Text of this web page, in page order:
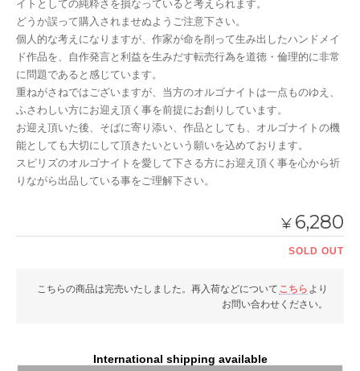
イトとしての純粋さを損なっていると考えられます。
どうか誤って購入されませぬようご注意下さい。
個人的な考えになりますが、作家が命を削って生み出したハンドメイ
ド作品を、自作発言と利益を生みだす転売行為を道徳・倫理的に非常
に問題であると感じています。
重ねがさねではございますが、当方のオルゴナイトは一点ものゆえ、
ふさわしい方にお迎え頂く事を前提にお創りしています。
お迎え頂いた後、そばに寄り添い、作品としても、オルゴナイトの機
能としても大切にして頂きたいという願いを込めております。
スピリズのオルゴナイトを愛して下さる方にお迎え頂く事を心から祈
りながら出品している事をご理解下さい。
¥ 6,280
SOLD OUT
こちらの商品は完売いたしました。再入荷などについて こちら より
お問い合わせください。
International shipping available